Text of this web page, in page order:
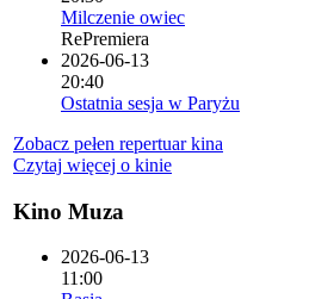
Milczenie owiec
RePremiera
2026-06-13
20:40
Ostatnia sesja w Paryżu
Zobacz pełen repertuar kina
Czytaj więcej o kinie
Kino Muza
2026-06-13
11:00